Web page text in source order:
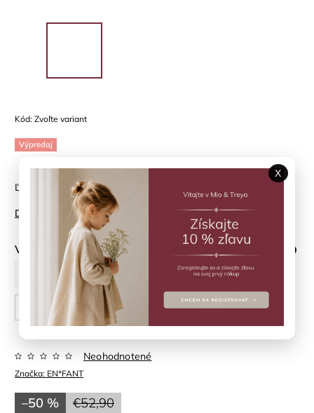
Kód: Zvoľte variant
Výpredaj
Ľahké sandále pre letné dni
Detailné informácie
Veľkosť topánky
25 26 28 29
31 32
Značka: EN*FANT
Neohodnotené
€52,90
–50 %
X